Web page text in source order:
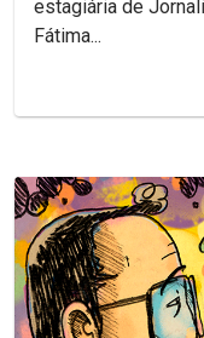
estagiária de Jornalismo O livro infantil
Fátima...